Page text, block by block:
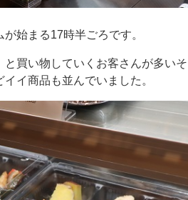
始まる17時半ごろです。
買い物していくお客さんが多いそ
イ商品も並んでいました。